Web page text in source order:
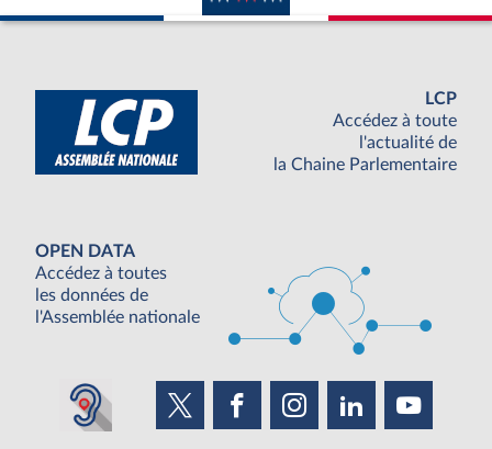
LCP
Accédez à toute
l'actualité de
la Chaine Parlementaire
OPEN DATA
Accédez à toutes
les données de
l'Assemblée nationale